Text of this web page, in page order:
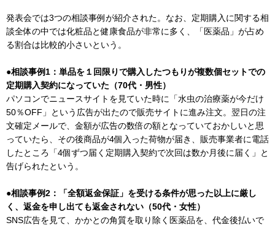
発表会では3つの相談事例が紹介された。なお、定期購入に関する相
談全体の中では化粧品と健康食品が非常に多く、「医薬品」が占め
る割合は比較的小さいという。
●相談事例1：単品を１回限りで購入したつもりが複数個セットでの
定期購入契約になっていた（70代・男性）
パソコンでニュースサイトを見ていた時に「水虫の治療薬が今だけ
50％OFF」という広告が出たので販売サイトに進み注文。翌日の注
文確定メールで、金額が広告の数倍の額となっていておかしいと思
っていたら、その後商品が4個入った荷物が届き、販売事業者に電話
したところ「4個ずつ届く定期購入契約で次回は数か月後に届く」と
告げられたという。
●相談事例2：「全額返金保証」を受ける条件が思った以上に厳し
く、返金を申し出ても返金されない（50代・女性）
SNS広告を見て、かかとの角質を取り除く医薬品を、代金後払いで